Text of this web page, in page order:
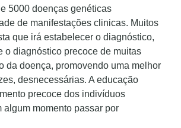
5000 doenças genéticas
de manifestações clinicas. Muitos
que irá estabelecer o diagnóstico,
o diagnóstico precoce de muitas
da doença, promovendo uma melhor
desnecessárias. A educação
precoce dos indivíduos
momento passar por